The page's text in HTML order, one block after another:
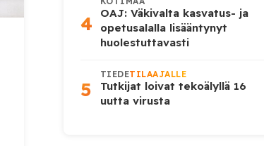
4
OAJ: Väkivalta kasvatus- ja
opetusalalla lisääntynyt
huolestuttavasti
5
TIEDETILAAJALLE
Tutkijat loivat tekoälyllä 16
uutta virusta